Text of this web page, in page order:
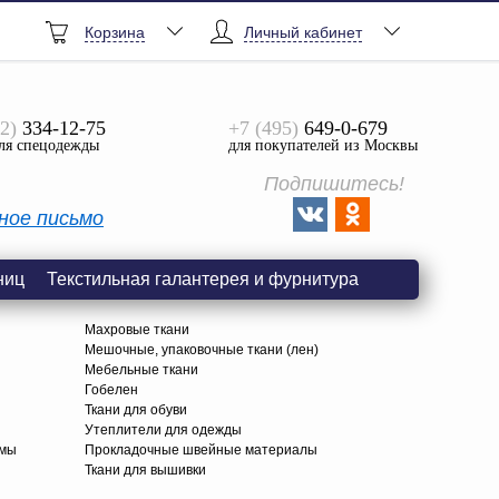
Личный кабинет
Корзина
334-12-75
спецодежды
+7 (495) 649-0-679
для покупателей из Москвы
письмо
Подпишитесь!
Текстильная галантерея и фурнитура
Махровые ткани
Мешочные, упаковочные ткани (лен)
Мебельные ткани
Гобелен
Ткани для обуви
Утеплители для одежды
Прокладочные швейные материалы
Ткани для вышивки